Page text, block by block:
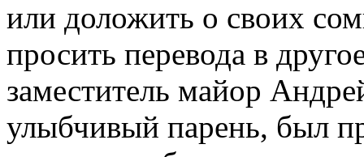
или доложить о своих
просить перевода в
заместитель майор
улыбчивый парень, был